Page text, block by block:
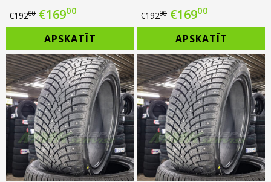
€19200 Original
price
was:
€192.00.
€16900
price
is:
€169.00.
APSKATĪT
€19200 Original
price
was:
€192.00.
€16900
price
is:
€169.00.
APSKATĪT